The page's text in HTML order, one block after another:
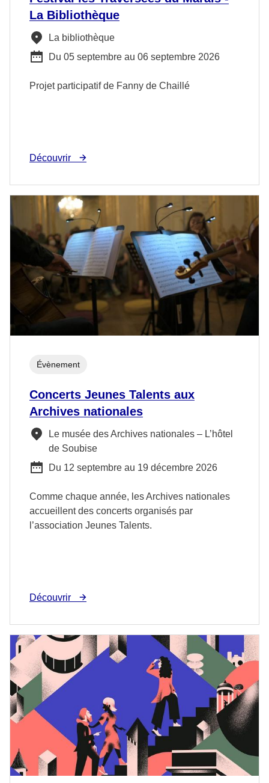
La Bibliothèque
La bibliothèque
Du 05 septembre au 06 septembre 2026
Projet participatif de Fanny de Chaillé
Découvrir
Concerts Jeunes Talents aux
Archives nationales
Le musée des Archives nationales – L’hôtel
de Soubise
Du 12 septembre au 19 décembre 2026
Comme chaque année, les Archives nationales
accueillent des concerts organisés par
l’association Jeunes Talents.
Évènement
Découvrir